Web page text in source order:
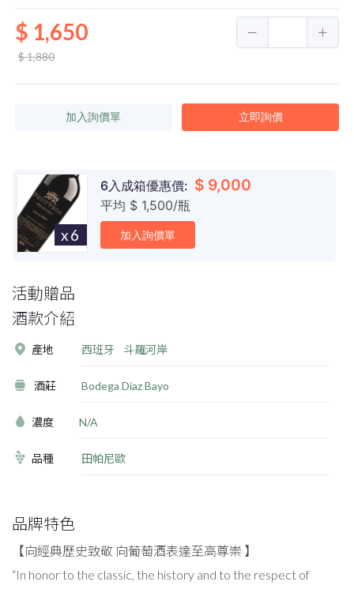
$ 1,650
$ 1,880
加入詢價單 立即詢價
x6
6入成箱優惠價: $ 9,000
平均 $ 1,500/瓶
加入詢價單
活動贈品
酒款介紹
產地 西班牙 斗羅河岸
酒莊 Bodega Diaz Bayo
濃度 N/A
品種 田帕尼歐
品牌特色
【向經典歷史致敬 向葡萄酒表達至高尊崇 】
“In honor to the classic, the history and to the respect of